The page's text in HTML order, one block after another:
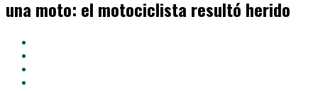
una moto: el motociclista resultó herido